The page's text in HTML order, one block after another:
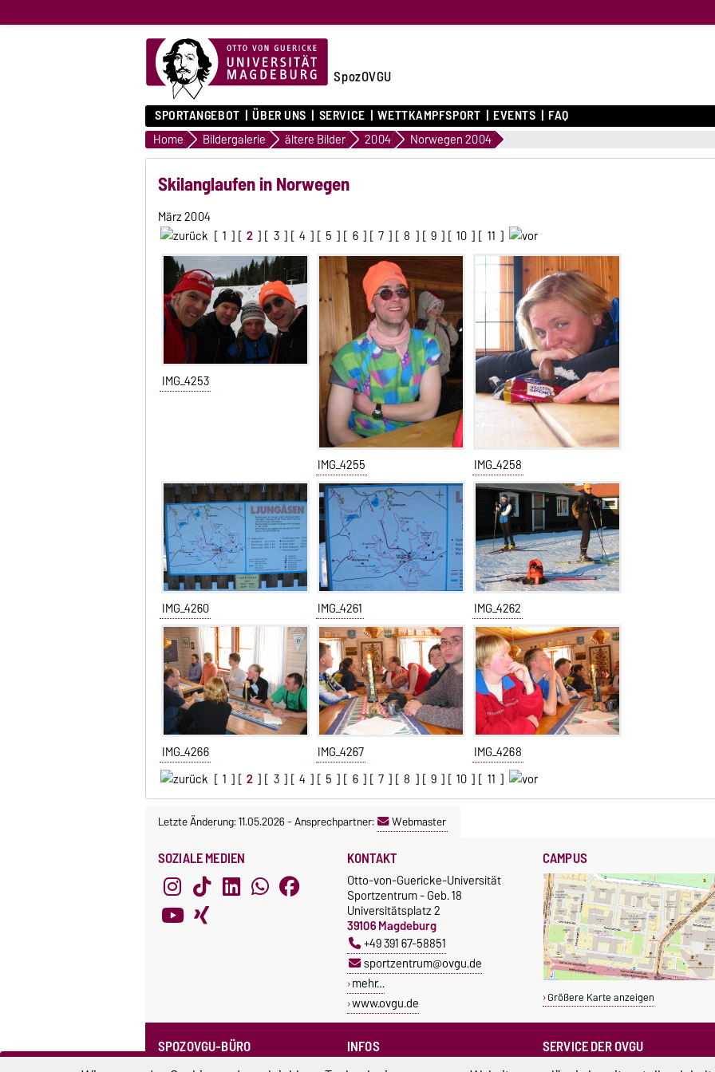
SpozOVGU
SPORTANGEBOT ÜBER UNS SERVICE WETTKAMPFSPORT EVENTS FAQ
Home Bildergalerie ältere Bilder 2004 Norwegen 2004
Skilanglaufen in Norwegen
März 2004
[ 1 ] [ 2 ] [ 3 ] [ 4 ] [ 5 ] [ 6 ] [ 7 ] [ 8 ] [ 9 ] [ 10 ] [ 11 ]
IMG_4253
IMG_4255 IMG_4258
IMG_4260 IMG_4261 IMG_4262
IMG_4266 IMG_4267
IMG_4268
[ 1 ] [ 2 ] [ 3 ] [ 4 ] [ 5 ] [ 6 ] [ 7 ] [ 8 ] [ 9 ] [ 10 ] [ 11 ]
Letzte Änderung: 11.05.2026-Ansprechpartner: Webmaster
SOZIALE MEDIEN KONTAKT
Otto-von-Guericke-Universität
Sportzentrum - Geb. 18
Universitätsplatz 2
39106 Magdeburg
+49 391 67-58851
sportzentrum@ovgu.de
mehr…
www.ovgu.de
CAMPUS
Größere Karte anzeigen
SPOZOVGU-BÜRO INFOS SERVICE DER OVGU